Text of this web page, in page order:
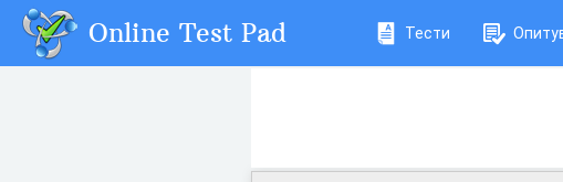
Online Test Pad Тести